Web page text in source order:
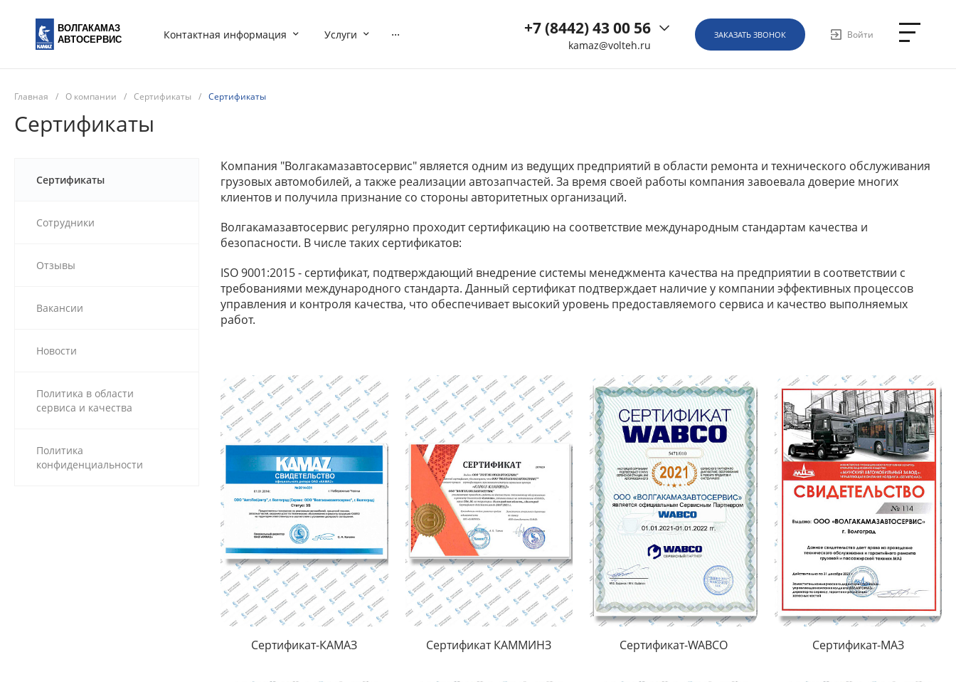
ВОЛГАКАМАЗ
АВТОСЕРВИС
Контактная информация Услуги ... +7 (8442) 43 00 56
+7 (909) 377 72 81
г. Котельниково, ул.
Северная, дом 5
Пн-Вс: 08:00-21:00 Нет
Выходной
kamaz@volteh.ru
ЗАКАЗАТЬ ЗВОНОК Войти
Главная / О компании / Сертификаты / Сертификаты
Сертификаты
Сертификаты
Сотрудники
Отзывы
Вакансии
Новости
Политика в области
сервиса и качества
Политика
конфиденциальности
Компания "Волгакамазавтосервис" является одним из ведущих предприятий в области ремонта и технического обслуживания
грузовых автомобилей, а также реализации автозапчастей. За время своей работы компания завоевала доверие многих
клиентов и получила признание со стороны авторитетных организаций.
Волгакамазавтосервис регулярно проходит сертификацию на соответствие международным стандартам качества и
безопасности. В числе таких сертификатов:
ISO 9001:2015 - сертификат, подтверждающий внедрение системы менеджмента качества на предприятии в соответствии с
требованиями международного стандарта. Данный сертификат подтверждает наличие у компании эффективных процессов
управления и контроля качества, что обеспечивает высокий уровень предоставляемого сервиса и качество выполняемых
работ.
Сертификат-КАМАЗ Сертификат КАММИНЗ Сертификат-WABCO Сертификат-МАЗ